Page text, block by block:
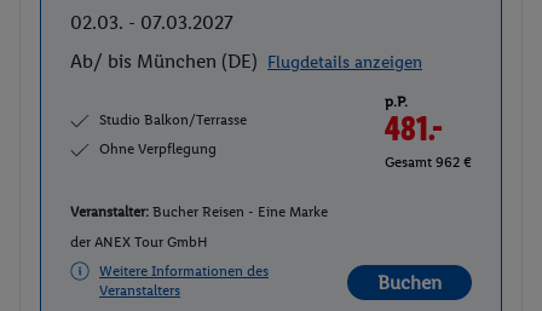
02.03. - 07.03.2027
Ab/ bis München (DE) Flugdetails anzeigen
Studio Balkon/Terrasse
Ohne Verpflegung
p.P.
481.-
Gesamt 962 €
Veranstalter: Bucher Reisen - Eine Marke
der ANEX Tour GmbH
Weitere Informationen des
Veranstalters
Buchen